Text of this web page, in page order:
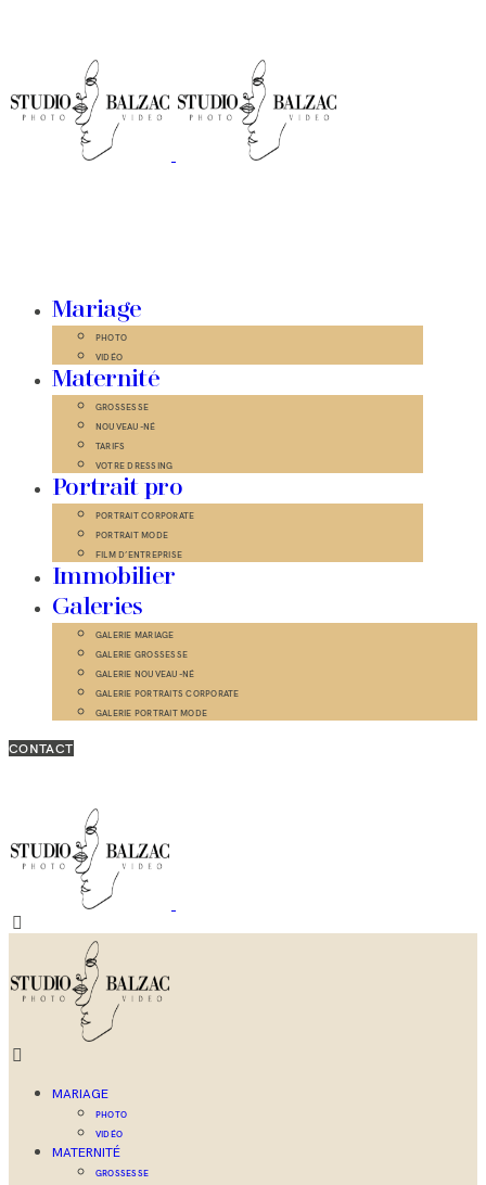
Mariage
PHOTO
VIDÉO
Maternité
GROSSESSE
NOUVEAU-NÉ
TARIFS
VOTRE DRESSING
Portrait pro
PORTRAIT CORPORATE
PORTRAIT MODE
FILM D’ENTREPRISE
Immobilier
Galeries
GALERIE MARIAGE
GALERIE GROSSESSE
GALERIE NOUVEAU-NÉ
GALERIE PORTRAITS CORPORATE
GALERIE PORTRAIT MODE
CONTACT
MARIAGE
PHOTO
VIDÉO
MATERNITÉ
GROSSESSE